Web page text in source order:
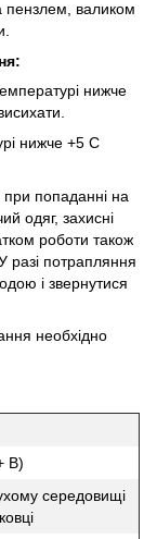
пензлем, валиком
нижче
нижче +5 С
попаданні на
одяг, захисні
роботи також
разі потрапляння
і звернутися
необхідно
В)
середовищі